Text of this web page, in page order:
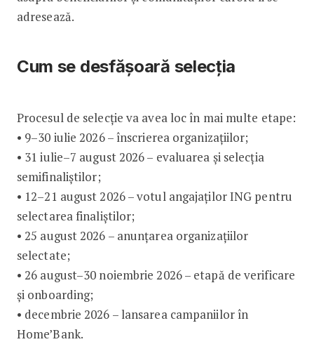
adresează.
Cum se desfășoară selecția
Procesul de selecție va avea loc în mai multe etape:
• 9–30 iulie 2026 – înscrierea organizațiilor;
• 31 iulie–7 august 2026 – evaluarea și selecția
semifinaliștilor;
• 12–21 august 2026 – votul angajaților ING pentru
selectarea finaliștilor;
• 25 august 2026 – anunțarea organizațiilor
selectate;
• 26 august–30 noiembrie 2026 – etapă de verificare
și onboarding;
• decembrie 2026 – lansarea campaniilor în
Home’Bank.